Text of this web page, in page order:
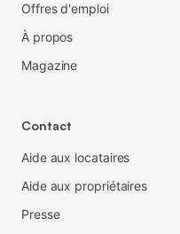
Offres d'emploi
À propos
Magazine
Contact
Aide aux locataires
Aide aux propriétaires
Presse